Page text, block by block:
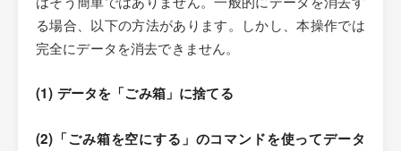
る場合、以下の方法があります。しかし、本操作では
完全にデータを消去できません。
(1) データを「ごみ箱」に捨てる
(2)「ごみ箱を空にする」のコマンドを使ってデータ